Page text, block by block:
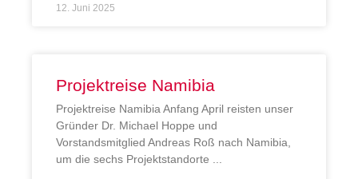
12. Juni 2025
Projektreise Namibia
Projektreise Namibia Anfang April reisten unser
Gründer Dr. Michael Hoppe und
Vorstandsmitglied Andreas Roß nach Namibia,
um die sechs Projektstandorte